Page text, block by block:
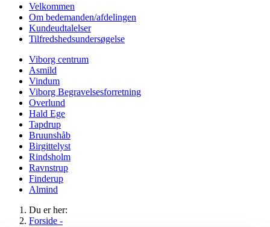
Velkommen
Om bedemanden/afdelingen
Kundeudtalelser
Tilfredshedsundersøgelse
Viborg centrum
Asmild
Vindum
Viborg Begravelsesforretning
Overlund
Hald Ege
Tapdrup
Bruunshåb
Birgittelyst
Rindsholm
Ravnstrup
Finderup
Almind
Du er her:
Forside -